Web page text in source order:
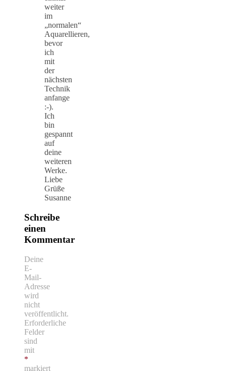
weiter
im
„normalen“
Aquarellieren,
bevor
ich
mit
der
nächsten
Technik
anfange
:-).
Ich
bin
gespannt
auf
deine
weiteren
Werke.
Liebe
Grüße
Susanne
Schreibe
einen
Kommentar
Deine
E-
Mail-
Adresse
wird
nicht
veröffentlicht.
Erforderliche
Felder
sind
mit
*
markiert